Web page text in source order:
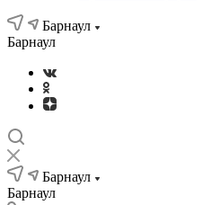
Барнаул
Барнаул
Барнаул
Барнаул